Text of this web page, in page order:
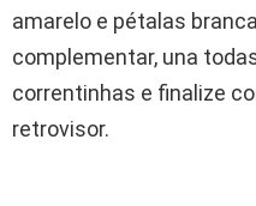
amarelo e pétalas
complementar, una
correntinhas e finalize
retrovisor.